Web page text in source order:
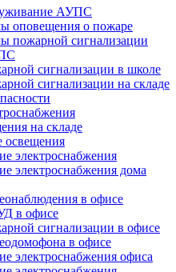
АУПС
оповещения о пожаре
пожарной сигнализации
сигнализации в школе
сигнализации на складе
на складе
освещения
электроснабжения
электроснабжения дома
в офисе
в офисе
сигнализации в офисе
в офисе
электроснабжения офиса